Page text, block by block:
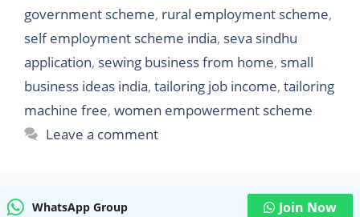
government scheme, rural employment scheme,
self employment scheme india, seva sindhu
application, sewing business from home, small
business ideas india, tailoring job income, tailoring
machine free, women empowerment scheme
Leave a comment
WhatsApp Group Join Now